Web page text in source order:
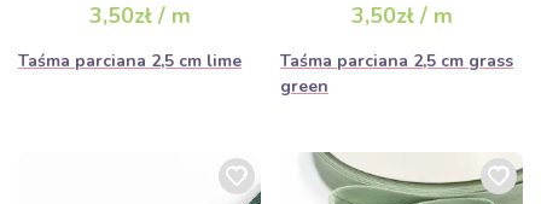
3,50zł / m
Taśma parciana 2,5 cm lime
3,50zł / m
Taśma parciana 2,5 cm grass
green